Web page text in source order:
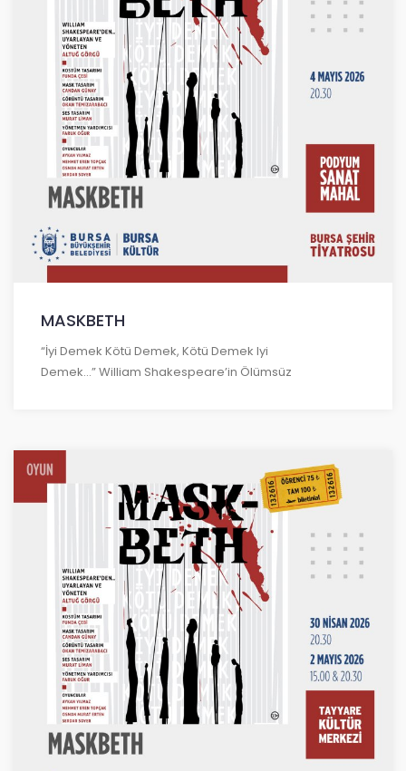
MASKBETH
“İyi Demek Kötü Demek, Kötü Demek Iyi
Demek...” William Shakespeare’in Ölümsüz